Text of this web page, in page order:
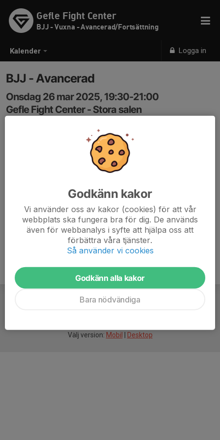
Kalender Logga in
Gefle Fight Center
BJJ - Vuxna - Avancerad/Fortsättning
BJJ - Avancerad
Onsdag 26 mar 2025, 19:30-21:00
Gefle Fight Center - Stora salen
Välj version: Mobil Desktop
Godkänn kakor
Vi använder oss av kakor (cookies) för att vår
webbplats ska fungera bra för dig. De används
även för webbanalys i syfte att hjälpa oss att
förbättra våra tjänster.
Så använder vi cookies
Godkänn alla kakor
Bara nödvändiga